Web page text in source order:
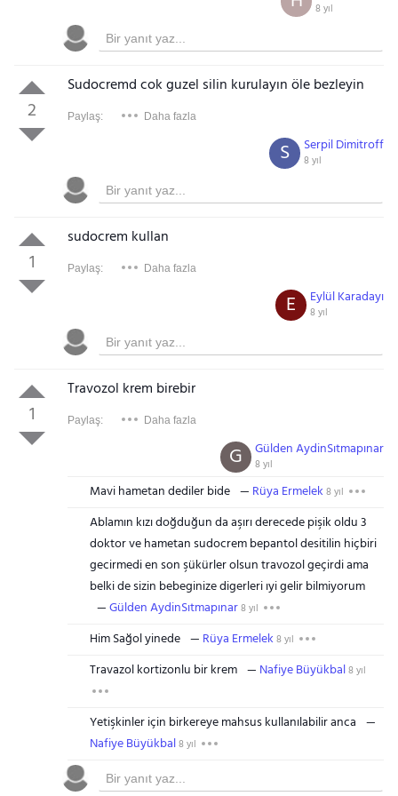
8 yıl
2
Sudocremd cok guzel silin kurulayın öle bezleyin
Paylaş: Daha fazla
Serpil Dimitroff
8 yıl
S
1
sudocrem kullan
Paylaş: Daha fazla
Eylül Karadayı
8 yıl
E
1
Travozol krem birebir
Paylaş: Daha fazla
Gülden AydinSıtmapınar
8 yıl
G
Mavi hametan dediler bide Rüya Ermelek 8 yıl
Ablamın kızı doğduğun da aşırı derecede pişik oldu 3
doktor ve hametan sudocrem bepantol desitilin hiçbiri
gecirmedi en son şükürler olsun travozol geçirdi ama
belki de sizin bebeginize digerleri ıyi gelir bilmiyorum
Gülden AydinSıtmapınar8 yıl
Him Sağol yinede Rüya Ermelek 8 yıl
Travazol kortizonlu bir krem Nafiye Büyükbal8 yıl
Yetişkinler için birkereye mahsus kullanılabilir anca
Nafiye Büyükbal8 yıl